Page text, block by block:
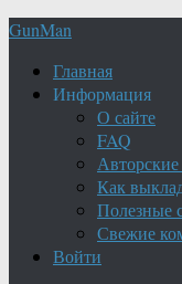
GunMan
Главная
Информация
О сайте
FAQ
Авторские
Как
Полезные
Свежие
Войти